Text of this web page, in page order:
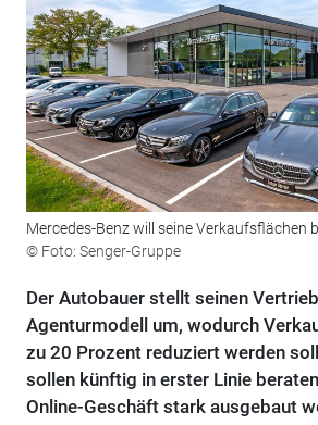
Mercedes-Benz will seine Verkaufsflächen
© Foto: Senger-Gruppe
Der Autobauer stellt seinen
Agenturmodell um, wodurch
zu 20 Prozent reduziert werden
sollen künftig in erster Linie
Online-Geschäft stark ausgebaut